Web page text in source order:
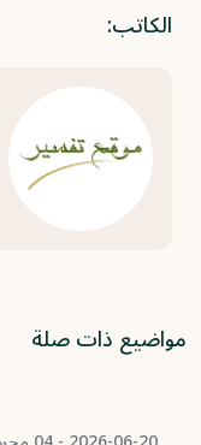
الكاتب:
مواضيع ذات صلة